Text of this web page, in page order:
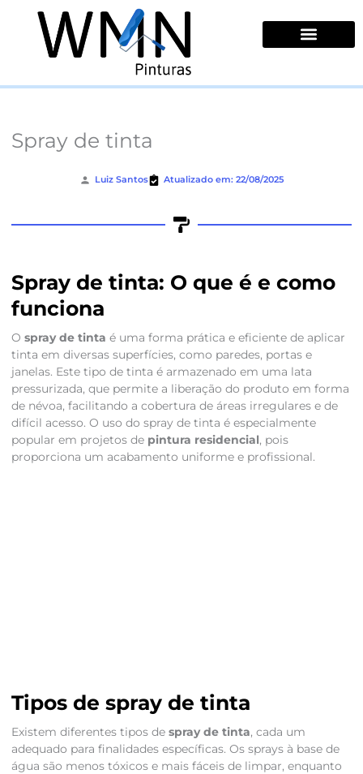
conteúdo
Spray de tinta
Luiz Santos Atualizado em: 22/08/2025
Spray de tinta: O que é e como
funciona
O spray de tinta é uma forma prática e eficiente de aplicar
tinta em diversas superfícies, como paredes, portas e
janelas. Este tipo de tinta é armazenado em uma lata
pressurizada, que permite a liberação do produto em forma
de névoa, facilitando a cobertura de áreas irregulares e de
difícil acesso. O uso do spray de tinta é especialmente
popular em projetos de pintura residencial, pois
proporciona um acabamento uniforme e profissional.
Tipos de spray de tinta
Existem diferentes tipos de spray de tinta, cada um
adequado para finalidades específicas. Os sprays à base de
água são menos tóxicos e mais fáceis de limpar, enquanto